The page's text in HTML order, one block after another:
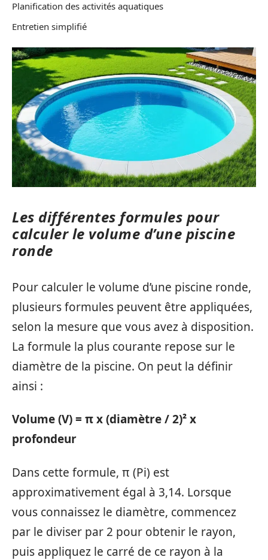
Planification des activités aquatiques
Entretien simplifié
Les différentes formules pour
calculer le volume d’une piscine
ronde
Pour calculer le volume d’une piscine ronde,
plusieurs formules peuvent être appliquées,
selon la mesure que vous avez à disposition.
La formule la plus courante repose sur le
diamètre de la piscine. On peut la définir
ainsi :
Volume (V) = π x (diamètre / 2)² x
profondeur
Dans cette formule, π (Pi) est
approximativement égal à 3,14. Lorsque
vous connaissez le diamètre, commencez
par le diviser par 2 pour obtenir le rayon,
puis appliquez le carré de ce rayon à la